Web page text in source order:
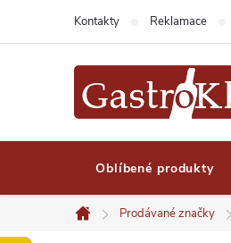
Kontakty Reklamace
Oblíbené produkty
Domů
Prodávané značky